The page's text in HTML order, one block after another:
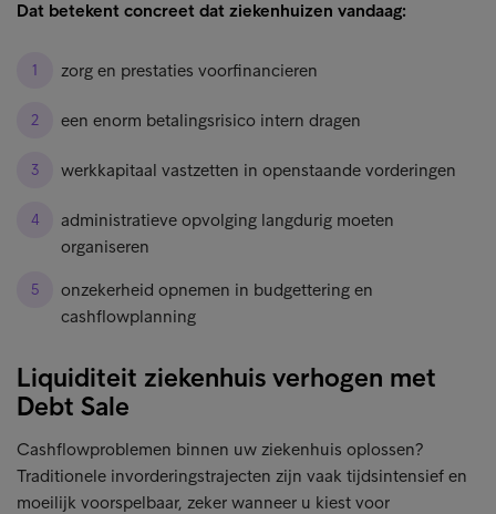
Dat betekent concreet dat ziekenhuizen vandaag:
zorg en prestaties voorfinancieren
een enorm betalingsrisico intern dragen
werkkapitaal vastzetten in openstaande vorderingen
administratieve opvolging langdurig moeten
organiseren
onzekerheid opnemen in budgettering en
cashflowplanning
Liquiditeit ziekenhuis verhogen met
Debt Sale
Cashflowproblemen binnen uw ziekenhuis oplossen?
Traditionele invorderingstrajecten zijn vaak tijdsintensief en
moeilijk voorspelbaar, zeker wanneer u kiest voor